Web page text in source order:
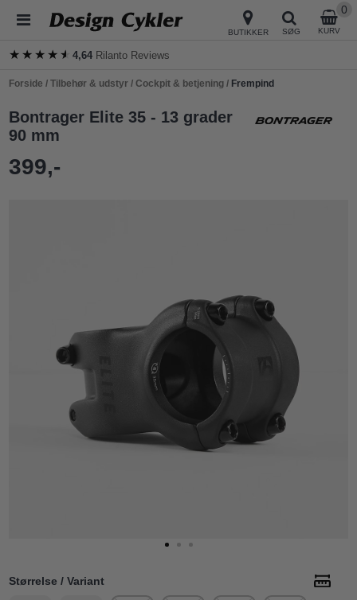
BUTIKKER SØG KURV
0
★★★★★
★★★★★4,64 Rilanto Reviews
Forside /Tilbehør & udstyr /Cockpit & betjening / Frempind
Bontrager Elite 35 - 13 grader
90 mm
399,-
Størrelse / Variant